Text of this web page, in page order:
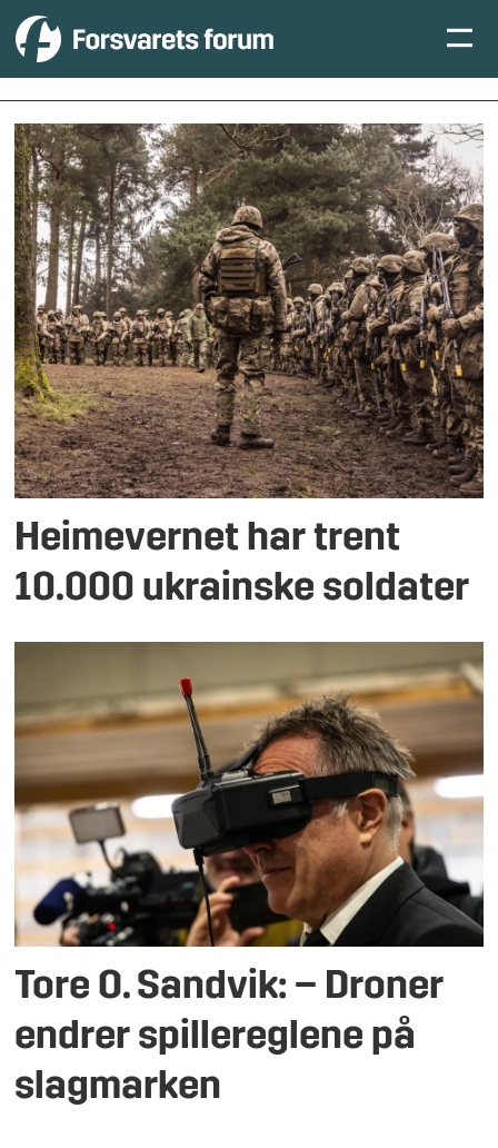
Tag:
operasjon
gungne
Heimevernet har trent
10.000 ukrainske soldater
Tore O. Sandvik: – Droner
endrer spillereglene på
slagmarken